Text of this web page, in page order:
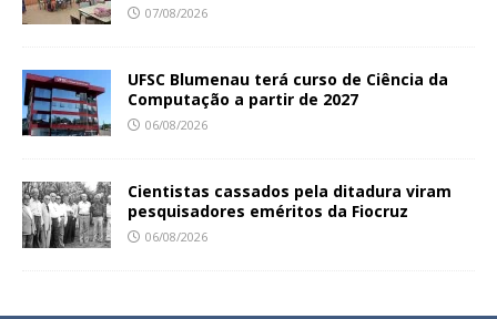
07/08/2026
UFSC Blumenau terá curso de Ciência da
Computação a partir de 2027
06/08/2026
Cientistas cassados pela ditadura viram
pesquisadores eméritos da Fiocruz
06/08/2026